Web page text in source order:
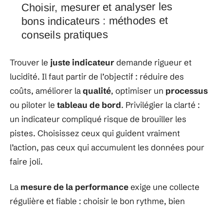
Choisir, mesurer et analyser les
bons indicateurs : méthodes et
conseils pratiques
Trouver le juste indicateurdemande rigueur et
lucidité. Il faut partir de l’objectif : réduire des
coûts, améliorer laqualité, optimiser un processus
ou piloter le tableau de bord. Privilégier la clarté :
un indicateur compliqué risque de brouiller les
pistes. Choisissez ceux qui guident vraiment
l’action, pas ceux qui accumulent les données pour
faire joli.
La mesure de la performanceexige une collecte
régulière et fiable : choisir le bon rythme, bien